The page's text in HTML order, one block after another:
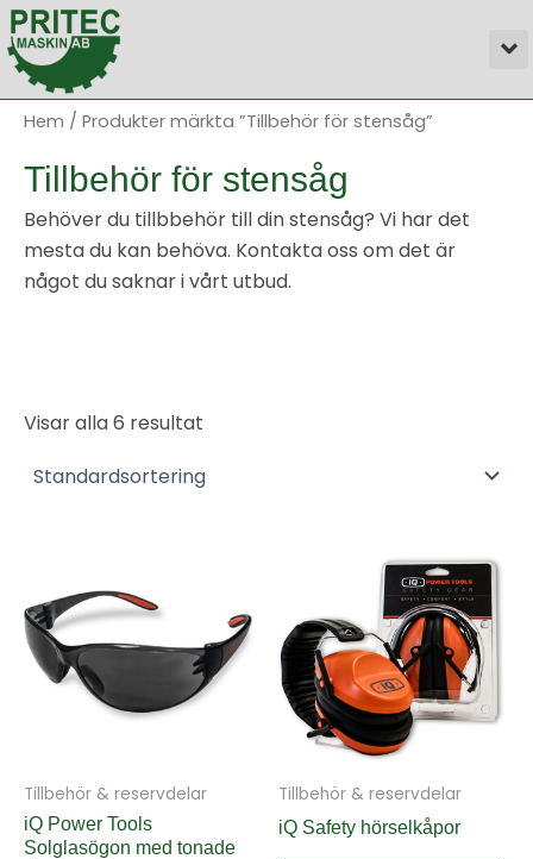
Hoppa
till
innehåll
Hem / Produkter märkta ”Tillbehör för stensåg”
Tillbehör för stensåg
Behöver du tillbbehör till din stensåg? Vi har det
mesta du kan behöva. Kontakta oss om det är
något du saknar i vårt utbud.
Visar alla 6 resultat
Tillbehör & reservdelar
iQ Power Tools
Solglasögon med tonade
Tillbehör & reservdelar
iQ Safety hörselkåpor